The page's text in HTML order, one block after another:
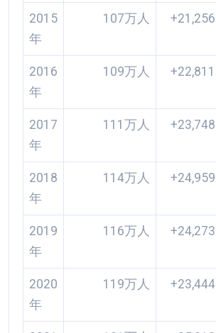
2015
年
107万人 +21,256
2016
年
109万人 +22,811
2017
年
111万人 +23,748
2018
年
114万人 +24,959
2019
年
116万人 +24,273
2020
年
119万人 +23,444